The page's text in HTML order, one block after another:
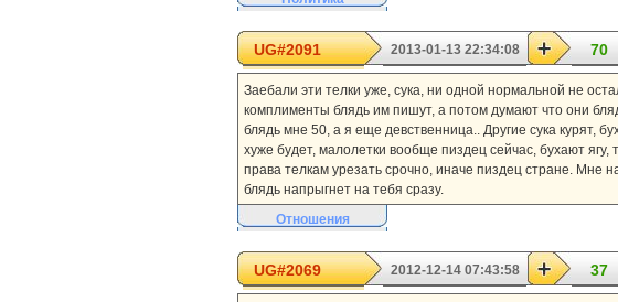
UG#2091 2013-01-13 22:34:08 70
Заебали эти телки уже, сука, ни одной нормальной не
комплименты блядь им пишут, а потом думают что они
блядь мне 50, а я еще девственница.. Другие сука курят,
хуже будет, малолетки вообще пиздец сейчас, бухают
права телкам урезать срочно, иначе пиздец стране. Мне
блядь напрыгнет на тебя сразу.
Отношения
UG#2069 2012-12-14 07:43:58 37